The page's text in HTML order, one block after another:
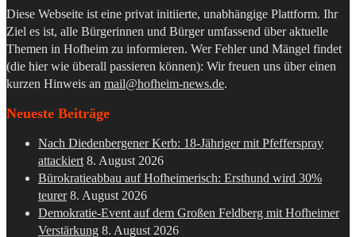
Diese Webseite ist eine privat initiierte, unabhängige Plattform. Ihr
Ziel es ist, alle Bürgerinnen und Bürger umfassend über aktuelle
Themen in Hofheim zu informieren. Wer Fehler und Mängel findet
(die hier wie überall passieren können): Wir freuen uns über einen
kurzen Hinweis an mail@hofheim-news.de.
Neueste Beiträge
Nach Diedenbergener Kerb: 18-Jähriger mit Pfefferspray
attackiert 8. August 2026
Bürokratieabbau auf Hofheimerisch: Ersthund wird 30%
teurer 8. August 2026
Demokratie-Event auf dem Großen Feldberg mit Hofheimer
Verstärkung 8. August 2026